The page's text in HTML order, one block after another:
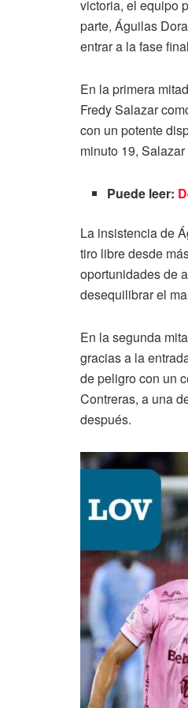
victoria, el equipo
parte, Águilas
entrar a la fase
En la primera
Fredy Salazar
con un potente
minuto 19,
Puede leer:
La insistencia de
tiro libre desde
oportunidades de
desequilibrar el
En la segunda
gracias a la
de peligro con un
Contreras, a una
después.